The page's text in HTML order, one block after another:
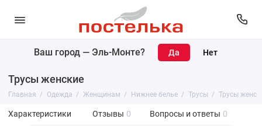
Ваш город — Эль-Монте?
Трусы женские
Главная Одежда Женщинам Нижнее белье Трусы Трусы
Характеристики Отзывы 0 Вопросы и ответы 0